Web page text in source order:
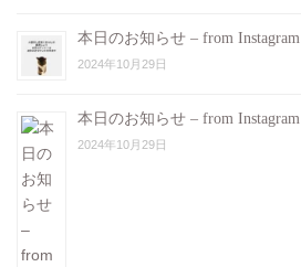
本日のお知らせ – from Instagram
2024年10月29日
本日のお知らせ – from Instagram
2024年10月29日